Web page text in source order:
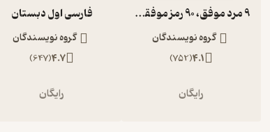
9 مرد موفق، 90 رمز موفقیت
گروه نویسندگان
4.1
(
752
)
رایگان
فارسی اول دبستان
گروه نویسندگان
4.7
(
647
)
رایگان